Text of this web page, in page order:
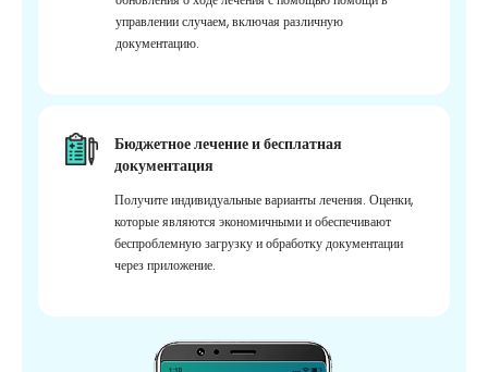
управлении случаем, включая различную
документацию.
Бюджетное лечение и бесплатная
документация
Получите индивидуальные варианты лечения. Оценки,
которые являются экономичными и обеспечивают
беспроблемную загрузку и обработку документации
через приложение.